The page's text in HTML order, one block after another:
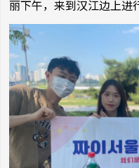
丽下午，来到汉江边上进